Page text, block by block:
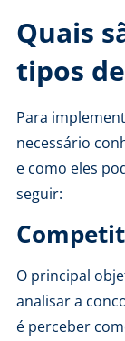
Quais
tipos
Para
necessário
e como eles
seguir:
O principal
analisar a
é perceber